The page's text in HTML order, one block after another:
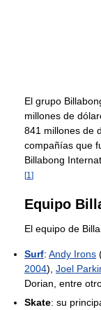
El grupo
millones de
841 millones de
compañías que
Billabong
[1 ]
Equipo
El equipo de
Surf: Andy Irons
2004), Joel
Dorian, entre
Skate: su